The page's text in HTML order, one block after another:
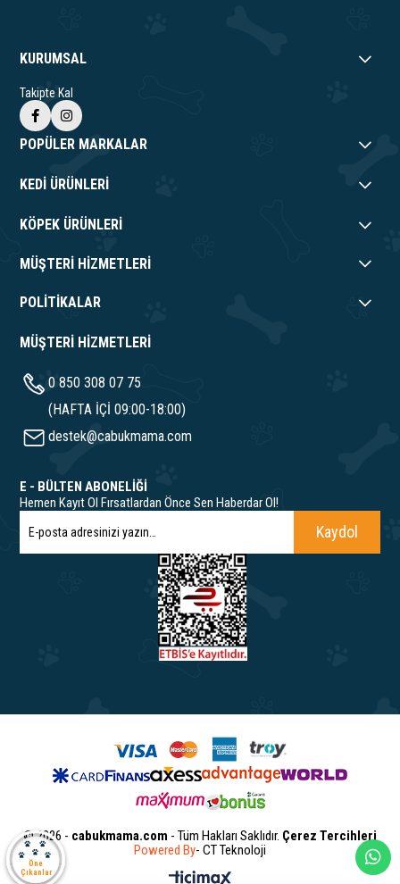
KURUMSAL
Takipte Kal
POPÜLER MARKALAR
KEDİ ÜRÜNLERİ
KÖPEK ÜRÜNLERİ
MÜŞTERİ HİZMETLERİ
POLİTİKALAR
MÜŞTERİ HİZMETLERİ
0 850 308 07 75
(HAFTA İÇİ 09:00-18:00)
destek@cabukmama.com
E - BÜLTEN ABONELİĞİ
Hemen Kayıt Ol Fırsatlardan Önce Sen Haberdar Ol!
Kaydol
© 2026 - cabukmama.com - Tüm Hakları Saklıdır. Çerez Tercihleri
Powered By- CT Teknoloji
Öne
Çıkanlar